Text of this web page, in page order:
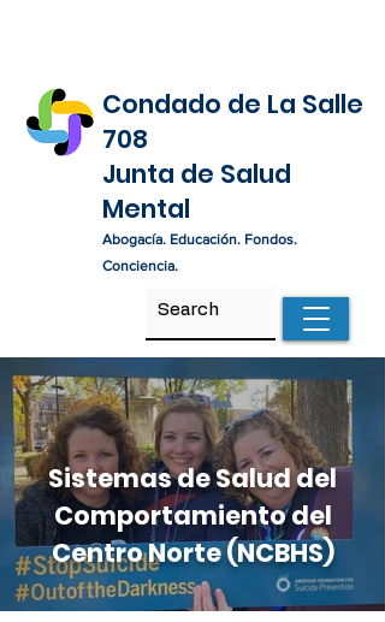
Condado de La Salle
708
Junta de Salud
Mental
Abogacía. Educación. Fondos.
Conciencia.
Sistemas de Salud del
Comportamiento del
Centro Norte (NCBHS)